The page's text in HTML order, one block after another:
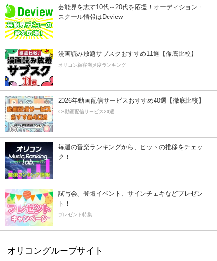
芸能界を志す10代～20代を応援！オーディション・
スクール情報はDeview
漫画読み放題サブスクおすすめ11選【徹底比較】
オリコン顧客満足度ランキング
2026年動画配信サービスおすすめ40選【徹底比較】
CS動画配信サービス20選
毎週の音楽ランキングから、ヒットの推移をチェッ
ク！
試写会、登壇イベント、サインチェキなどプレゼン
ト！
プレゼント特集
オリコングループサイト